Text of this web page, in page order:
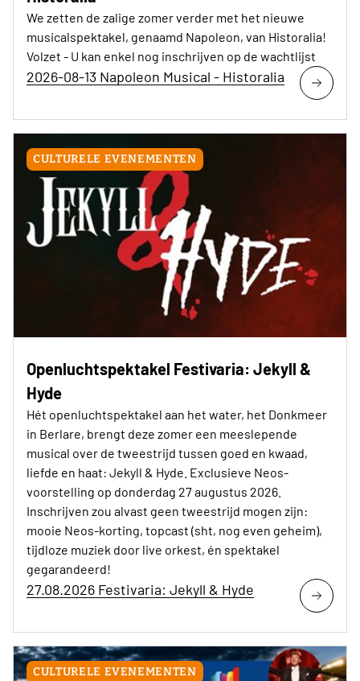
We zetten de zalige zomer verder met het nieuwe
musicalspektakel, genaamd Napoleon, van Historalia!
Volzet - U kan enkel nog inschrijven op de wachtlijst
2026-08-13 Napoleon Musical - Historalia
CULTURELE EVENEMENTEN
Openluchtspektakel Festivaria: Jekyll &
Hyde
Hét openluchtspektakel aan het water, het Donkmeer
in Berlare, brengt deze zomer een meeslepende
musical over de tweestrijd tussen goed en kwaad,
liefde en haat: Jekyll & Hyde. Exclusieve Neos-
voorstelling op donderdag 27 augustus 2026.
Inschrijven zou alvast geen tweestrijd mogen zijn:
mooie Neos-korting, topcast (sht, nog even geheim),
tijdloze muziek door live orkest, én spektakel
gegarandeerd!
27.08.2026 Festivaria: Jekyll & Hyde
CULTURELE EVENEMENTEN